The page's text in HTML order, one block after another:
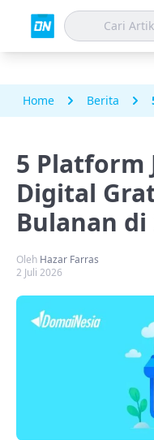
Home Berita
5 Platform
Digital
Bulanan di
Oleh Hazar Farras
2 Juli 2026